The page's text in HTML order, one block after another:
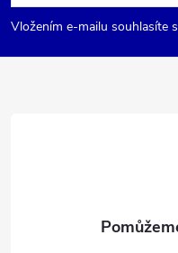
p
a
Vložením e-mailu souhlasíte s